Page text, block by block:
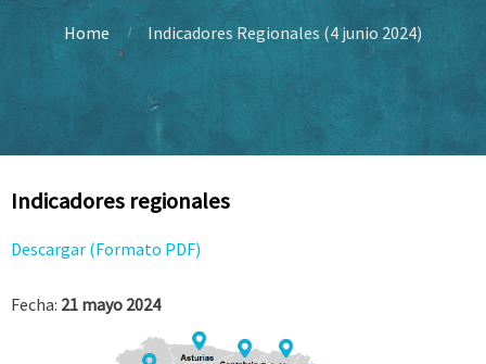
Home Indicadores Regionales (4 junio 2024)
Indicadores regionales
Descargar (Formato PDF)
Fecha: 21 mayo 2024